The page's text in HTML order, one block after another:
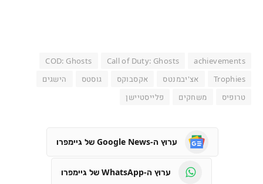
achievements
Call of Duty: Ghosts
COD: Ghosts
Trophies
אצ'יבמנטס אקסבוקס גוסטס
הישגים
טרופיס
משחקים פלייסטיישן
ערוץ ה-Google News של גיימפרו
ערוץ ה-WhatsApp של גיימפרו